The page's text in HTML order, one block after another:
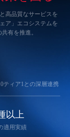
高品質なサービスを
ア」エコシステムを
有を推進。
ティア1との深層連携
以上
適用実績